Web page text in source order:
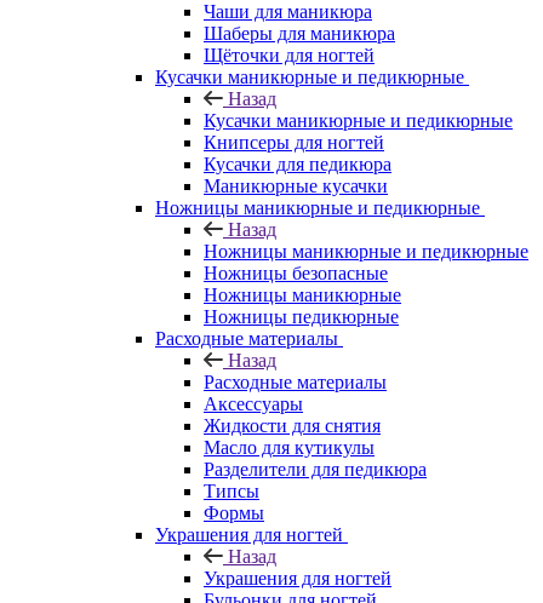
Чаши для маникюра
Шаберы для маникюра
Щёточки для ногтей
Кусачки маникюрные и педикюрные
Назад
Кусачки маникюрные и педикюрные
Книпсеры для ногтей
Кусачки для педикюра
Маникюрные кусачки
Ножницы маникюрные и педикюрные
Назад
Ножницы маникюрные и педикюрные
Ножницы безопасные
Ножницы маникюрные
Ножницы педикюрные
Расходные материалы
Назад
Расходные материалы
Аксессуары
Жидкости для снятия
Масло для кутикулы
Разделители для педикюра
Типсы
Формы
Украшения для ногтей
Назад
Украшения для ногтей